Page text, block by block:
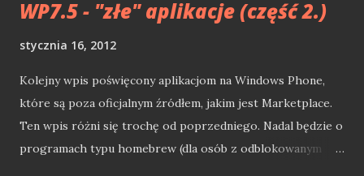
WP7.5 - "złe" aplikacje (część 2.)
stycznia 16, 2012
Kolejny wpis poświęcony aplikacjom na Windows Phone,
które są poza oficjalnym źródłem, jakim jest Marketplace.
Ten wpis różni się trochę od poprzedniego. Nadal będzie o
programach typu homebrew (dla osób z odblokowanym